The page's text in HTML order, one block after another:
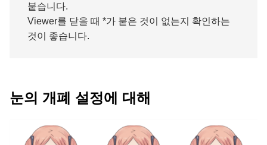
붙습니다.
Viewer를 닫을 때 *가 붙은 것이 없는지 확인하는
것이 좋습니다.
눈의 개폐 설정에 대해